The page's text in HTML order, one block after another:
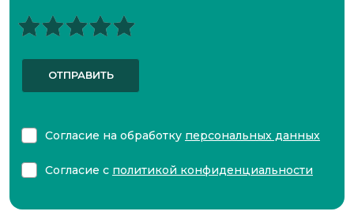
ОТПРАВИТЬ
Согласие на обработку персональных данных
Согласие с политикой конфиденциальности